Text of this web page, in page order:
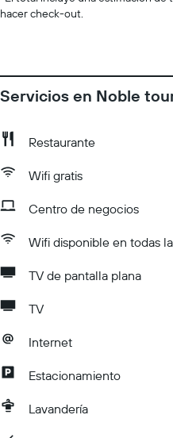
hacer check-out.
Servicios en Noble
Restaurante
Wifi gratis
Centro de negocios
Wifi disponible en todas
TV de pantalla plana
TV
Internet
Estacionamiento
Lavandería